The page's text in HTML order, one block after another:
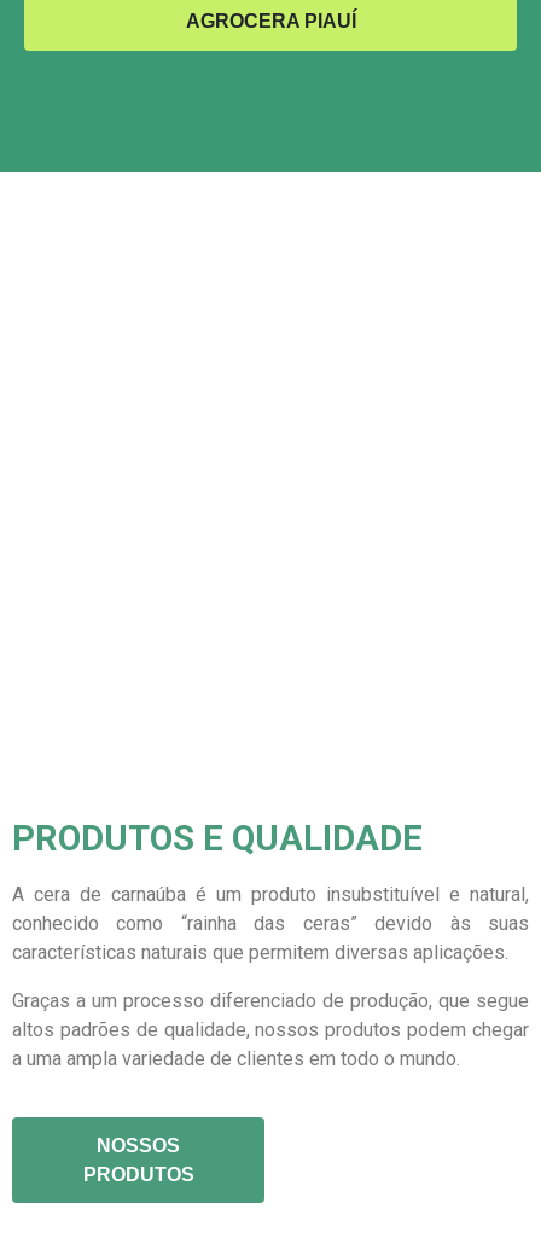
AGROCERA PIAUÍ
PRODUTOS E QUALIDADE
A cera de carnaúba é um produto insubstituível e natural,
conhecido como “rainha das ceras” devido às suas
características naturais que permitem diversas aplicações.
Graças a um processo diferenciado de produção, que segue
altos padrões de qualidade, nossos produtos podem chegar
a uma ampla variedade de clientes em todo o mundo.
NOSSOS
PRODUTOS